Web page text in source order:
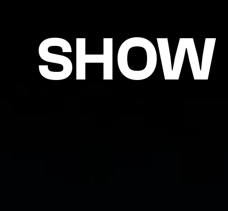
SHOW